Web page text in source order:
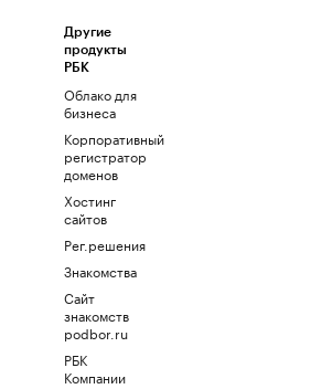
Другие
продукты
РБК
Облако для
бизнеса
Корпоративный
регистратор
доменов
Хостинг
сайтов
Рег.решения
Знакомства
Сайт
знакомств
podbor.ru
РБК
Компании